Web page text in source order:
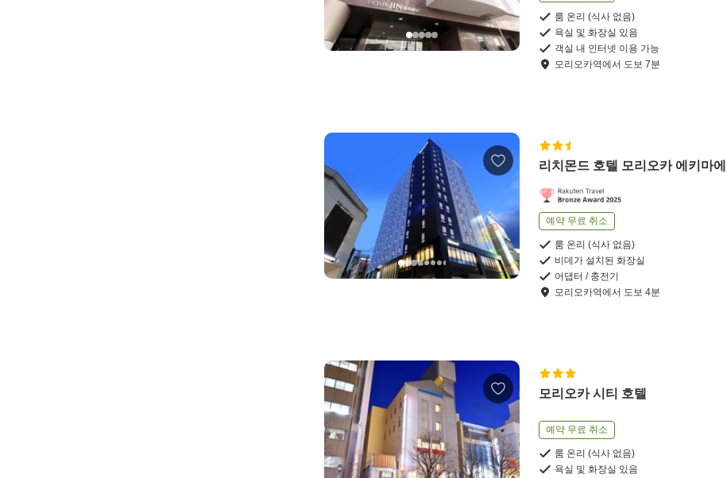
룸 온리 (식사 없음)
욕실 및 화장실 있음
객실 내 인터넷 이용 가능
모리오카역에서 도보 7분
리치몬드 호텔 모리오카 에키마에
예약 무료 취소
룸 온리 (식사 없음)
비데가 설치된 화장실
어댑터 / 충전기
모리오카역에서 도보 4분
모리오카 시티 호텔
예약 무료 취소
룸 온리 (식사 없음)
욕실 및 화장실 있음